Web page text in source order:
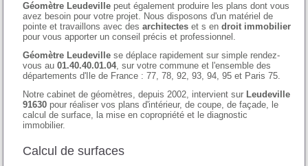
Géomètre Leudeville peut également produire les plans dont vous
avez besoin pour votre projet. Nous disposons d'un matériel de
pointe et travaillons avec desarchitectes et s endroit immobilier
pour vous apporter un conseil précis et professionnel.
Géomètre Leudeville se déplace rapidement sur simple rendez-
vous au01.40.40.01.04, sur votre commune et l'ensemble des
départements d'Ile de France : 77, 78, 92, 93, 94, 95 et Paris 75.
Notre cabinet de géomètres, depuis 2002, intervient sur Leudeville
91630 pour réaliser vos plans d'intérieur, de coupe, de façade, le
calcul de surface, la mise en copropriété et le diagnostic
immobilier.
Calcul de surfaces